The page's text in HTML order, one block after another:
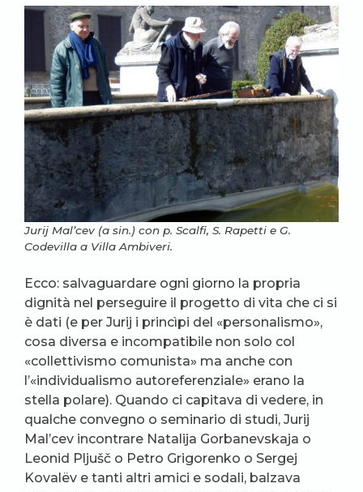
Jurij Mal’cev (a sin.) con p. Scalfi, S. Rapetti e G.
Codevilla a Villa Ambiveri.
Ecco: salvaguardare ogni giorno la propria
dignità nel perseguire il progetto di vita che ci si
è dati (e per Jurij i princìpi del «personalismo»,
cosa diversa e incompatibile non solo col
«collettivismo comunista» ma anche con
l’«individualismo autoreferenziale» erano la
stella polare). Quando ci capitava di vedere, in
qualche convegno o seminario di studi, Jurij
Mal’cev incontrare Natalija Gorbanevskaja o
Leonid Pljušč o Petro Grigorenko o Sergej
Kovalëv e tanti altri amici e sodali, balzava